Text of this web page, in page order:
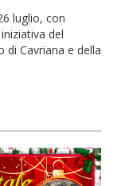
luglio, con
del
di Cavriana e della